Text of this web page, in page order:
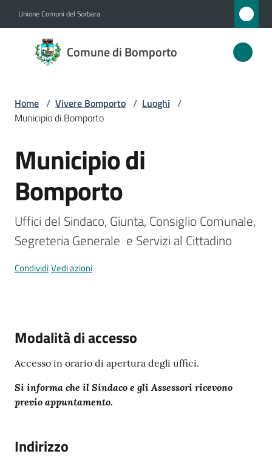
Unione Comuni del Sorbara
Comune di Bomporto
Comune
di
Novità
Servizi
Vivere
Bomporto
gli
Seguici
Home / Vivere Bomporto / Luoghi /
Municipio di Bomporto
Salta al contenuto
Municipio di
Bomporto
Uffici del Sindaco, Giunta, Consiglio Comunale,
Segreteria Generale  e Servizi al Cittadino
CondividiVedi azioni
Modalità di accesso
Accesso in orario di apertura degli uffici.
Si informa che il Sindaco e gli Assessori ricevono
previo appuntamento.
Indirizzo